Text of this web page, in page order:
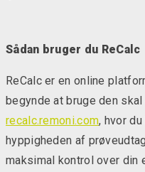
Sådan bruger du ReCalc
ReCalc er en online
begynde at bruge den
recalc.remoni.com, hvor
hyppigheden af
maksimal kontrol over din